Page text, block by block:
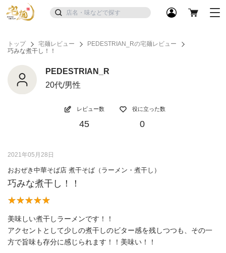
トップ 宅麺レビュー
PEDESTRIAN_Rの宅麺レビュー
巧みな煮干し！！
PEDESTRIAN_R
20代/男性
レビュー数
45
役に立った数
0
2021年05月28日
おおぜき中華そば店 煮干そば（ラーメン・煮干し）
巧みな煮干し！！
美味しい煮干しラーメンです！！
アクセントとして少しの煮干しのビター感を残しつつも、その一
方で旨味も存分に感じられます！！美味い！！